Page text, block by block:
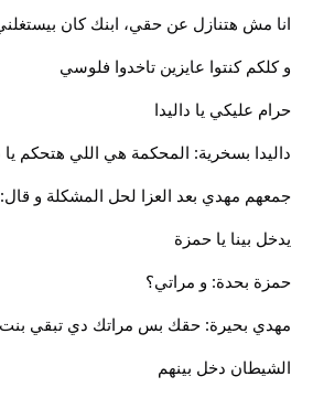
انا مش هتنازل عن حقي، ابنك كان
و كلكم كنتوا عايزين تاخدوا فلوسي
حرام عليكي يا داليدا
داليدا بسخرية: المحكمة هي اللي هتحكم
جمعهم مهدي بعد العزا لحل المشكلة و
يدخل بينا يا حمزة
حمزة بحدة: و مراتي؟
مهدي بحيرة: حقك بس مراتك دي تبقي بنت
الشيطان دخل بينهم